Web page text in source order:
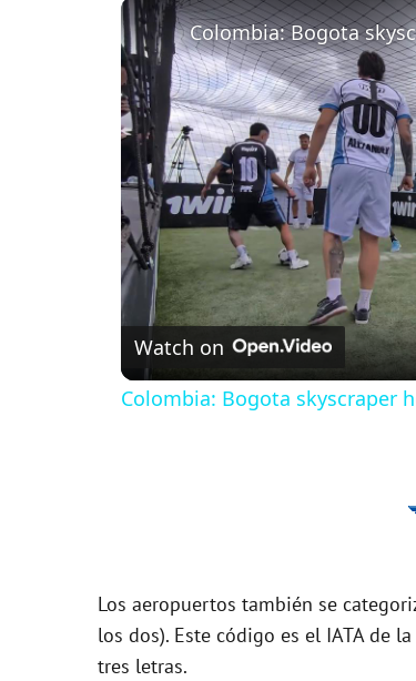
Watch on
Colombia: Bogota skyscraper
Los aeropuertos también se
los dos). Este código es el IATA de
tres letras.